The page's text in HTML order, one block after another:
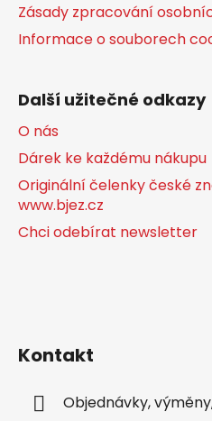
Zásady zpracování
Informace o souborech
Další užitečné odkazy
O nás
Dárek ke každému nákupu
Originální čelenky české
www.bjez.cz
Chci odebírat newsletter
Kontakt
Objednávky,